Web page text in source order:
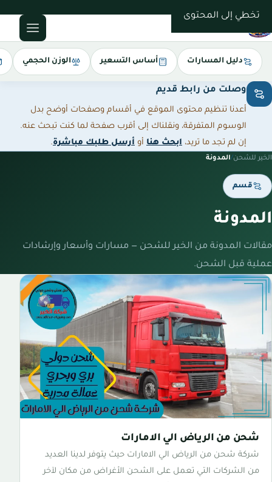
تخطي إلى المحتوى
دليل المسارات أساس التسعير الوزن الحجمي
وصلت من رابط قديم
أعدنا تنظيم محتوى الموقع في أقسام وصفحات أوضح بدل
الوسوم المتفرقة، ونقلناك إلى أقرب صفحة لما كنت تبحث عنه.
إن لم تجد ما تريد، ابحث هنا أو أرسل طلبك مباشرة.
الخير للشحن/المدونة
قسم
المدونة
مقالات المدونة من الخير للشحن — مسارات وأسعار وإرشادات
عملية قبل الشحن.
شحن من الرياض الي الامارات
شركة شحن من الرياض الي الامارات حيث يتوفر لدينا العديد
من الشركات التي تعمل على الشحن الأغراض من مكان لآخر